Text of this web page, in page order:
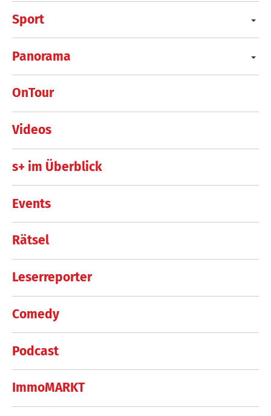
Sport
Panorama
OnTour
Videos
s+ im Überblick
Events
Rätsel
Leserreporter
Comedy
Podcast
ImmoMARKT